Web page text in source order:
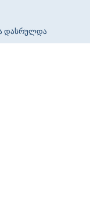
დასრულდა